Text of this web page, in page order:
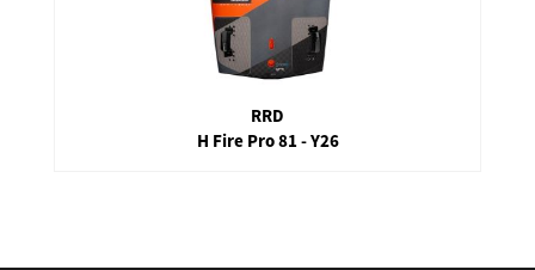
RRD
H Fire Pro 81 - Y26